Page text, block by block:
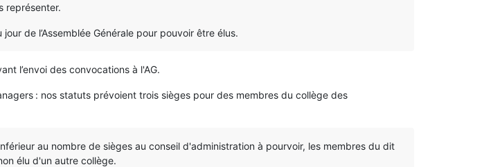
représenter.
de l’Assemblée Générale pour pouvoir être élus.
l’envoi des convocations à l'AG.
: nos statuts prévoient trois sièges pour des membres du collège des
au nombre de sièges au conseil d'administration à pourvoir, les membres du dit
élu d'un autre collège.